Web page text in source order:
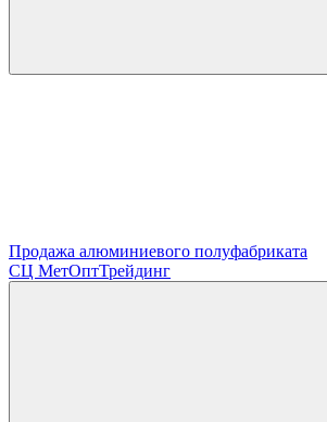
Продажа алюминиевого полуфабриката
СЦ МетОптТрейдинг